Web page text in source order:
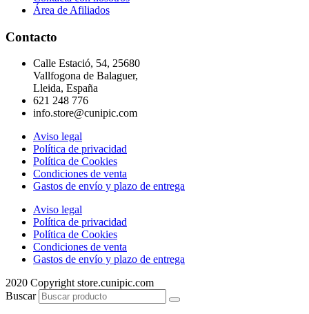
Área de Afiliados
Contacto
Calle Estació, 54, 25680
Vallfogona de Balaguer,
Lleida, España
621 248 776
info.store@cunipic.com
Aviso legal
Política de privacidad
Política de Cookies
Condiciones de venta
Gastos de envío y plazo de entrega
Aviso legal
Política de privacidad
Política de Cookies
Condiciones de venta
Gastos de envío y plazo de entrega
2020 Copyright store.cunipic.com
Buscar